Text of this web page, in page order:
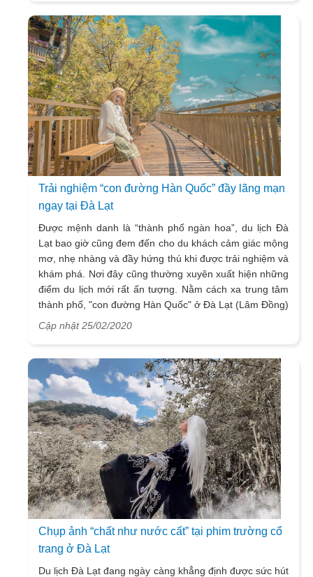
Trải nghiệm “con đường Hàn Quốc” đầy lãng mạn
ngay tại Đà Lạt
Được mệnh danh là “thành phố ngàn hoa”, du lịch Đà
Lạt bao giờ cũng đem đến cho du khách cảm giác mộng
mơ, nhẹ nhàng và đầy hứng thú khi được trải nghiệm và
khám phá. Nơi đây cũng thường xuyên xuất hiện những
điểm du lịch mới rất ấn tượng. Nằm cách xa trung tâm
thành phố, "con đường Hàn Quốc" ở Đà Lạt (Lâm Đồng)
chính là địa điểm “sốt sình sình” nhất gần đây, và được
Cập nhật 25/02/2020
Chụp ảnh “chất như nước cất” tại phim trường cổ
trang ở Đà Lạt
Du lịch Đà Lạt đang ngày càng khẳng định được sức hút